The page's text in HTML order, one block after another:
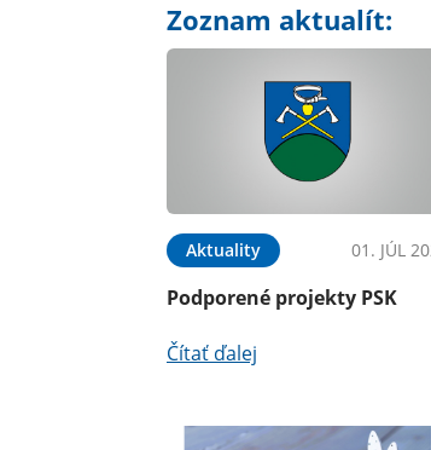
Zoznam aktualít:
Aktuality 01. JÚL
Podporené projekty PSK
Čítať ďalej